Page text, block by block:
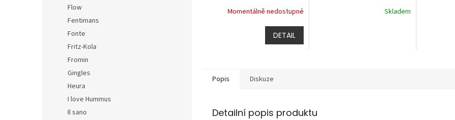
Flow
Fentimans
Fonte
Fritz-Kola
Fromin
Gingles
Heura
I love Hummus
Il sano
Momentálně nedostupné
DETAIL
Skladem
Popis Diskuze
Detailní popis produktu